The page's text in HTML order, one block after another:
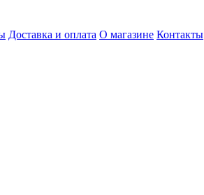
Доставка и оплата О магазине Контакты